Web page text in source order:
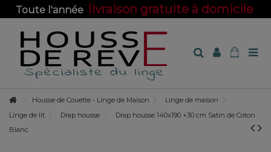
Toute l'année livraison gratuite à domicile
Housse de Couette - Linge de Maison
Linge de maison
Linge de lit
Drap housse
Drap housse 140x190 +30 cm Satin de Coton
Blanc